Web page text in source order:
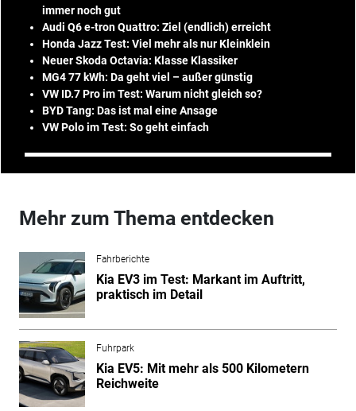
immer noch gut
Audi Q6 e-tron Quattro: Ziel (endlich) erreicht
Honda Jazz Test: Viel mehr als nur Kleinklein
Neuer Skoda Octavia: Klasse Klassiker
MG4 77 kWh: Da geht viel – außer günstig
VW ID.7 Pro im Test: Warum nicht gleich so?
BYD Tang: Das ist mal eine Ansage
VW Polo im Test: So geht einfach
Mehr zum Thema entdecken
Fahrberichte
Kia EV3 im Test: Markant im Auftritt,
praktisch im Detail
Fuhrpark
Kia EV5: Mit mehr als 500 Kilometern
Reichweite